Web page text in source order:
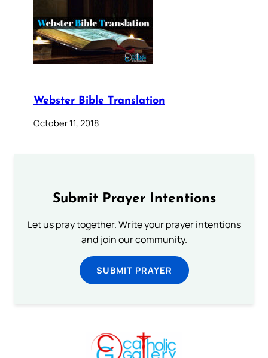
Webster Bible Translation
October 11, 2018
Submit Prayer Intentions
Let us pray together. Write your prayer intentions
and join our community.
SUBMIT PRAYER